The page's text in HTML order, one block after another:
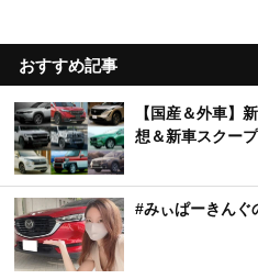
おすすめ記事
【国産＆外車】
想＆新車スクー
#みぃぱーきんぐ